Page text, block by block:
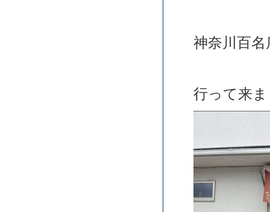
神奈川百
行って来